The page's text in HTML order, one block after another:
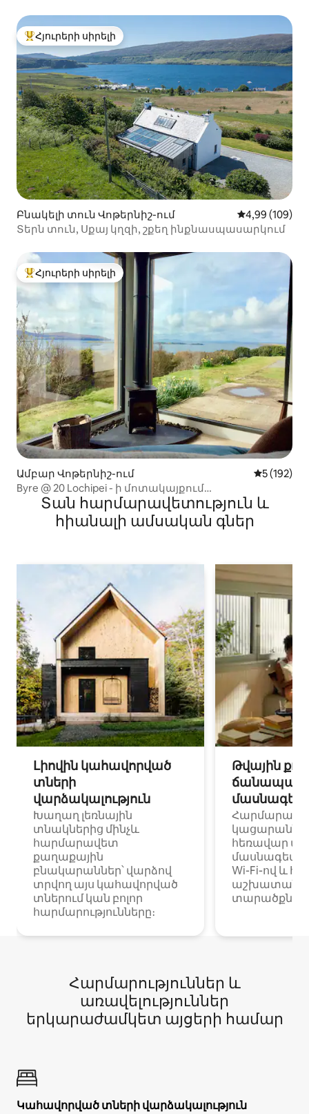
Հյուրերի սիրելի լավագույն տները
Հյուրերի սիրելի
Բնակելի տուն Վոթերնիշ-ում Միջին
4,99 (109)
Տերն տուն, Սքայ կղզի, շքեղ ինքնասպասարկում
Հյուրերի սիրելի լավագույն տները
Հյուրերի սիրելի
Ամբար Վոթերնիշ-ում Միջին
5 (192)
Byre @ 20 Lochipei - ի մոտակայքում
(ինքնասպասարկում)
Տան հարմարավետություն և
հիանալի ամսական գներ
Լիովին կահավորված
տների
վարձակալություն
Խաղաղ լեռնային
տնակներից մինչև
հարմարավետ
քաղաքային
բնակարաններ՝ վարձով
տրվող այս կահավորված
տներում կան բոլոր
հարմարությունները։
Թվային
հեռավար
Wi-Fi-ով և
Հարմարություններ և
առավելություններ
երկարաժամկետ այցերի համար
Կահավորված տների վարձակալություն